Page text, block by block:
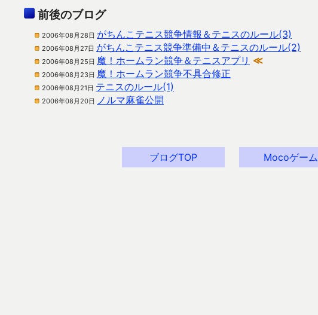
前後のブログ
2006年08月28日 がちんこテニス競争情報＆テニスのルール(3)
2006年08月27日 がちんこテニス競争準備中＆テニスのルール(2)
2006年08月25日 魔！ホームラン競争＆テニスアプリ ≪
2006年08月23日 魔！ホームラン競争不具合修正
2006年08月21日 テニスのルール(1)
2006年08月20日 ノルマ麻雀公開
ブログTOP Mocoゲーム